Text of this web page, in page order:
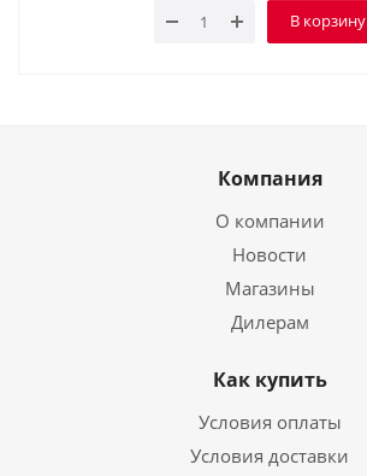
В корзину
Компания
О компании
Новости
Магазины
Дилерам
Как купить
Условия оплаты
Условия доставки